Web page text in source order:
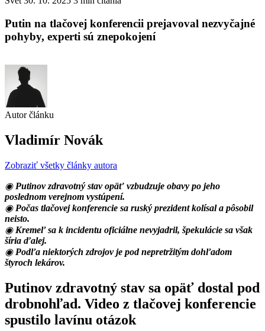
Putin na tlačovej konferencii prejavoval nezvyčajné
pohyby, experti sú znepokojení
Autor článku
Vladimír Novák
Zobraziť všetky články autora
◉ Putinov zdravotný stav opäť vzbudzuje obavy po jeho
poslednom verejnom vystúpení.
◉ Počas tlačovej konferencie sa ruský prezident kolísal a pôsobil
neisto.
◉ Kremeľ sa k incidentu oficiálne nevyjadril, špekulácie sa však
šíria ďalej.
◉ Podľa niektorých zdrojov je pod nepretržitým dohľadom
štyroch lekárov.
Putinov zdravotný stav sa opäť dostal pod
drobnohľad. Video z tlačovej konferencie
spustilo lavínu otázok